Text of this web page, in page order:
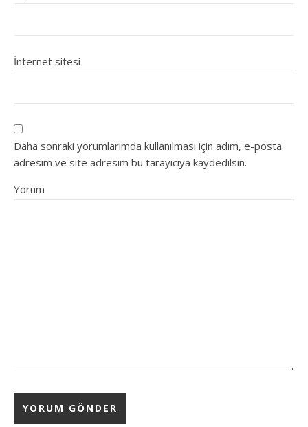
İnternet sitesi
Daha sonraki yorumlarımda kullanılması için adım, e-posta
adresim ve site adresim bu tarayıcıya kaydedilsin.
Yorum